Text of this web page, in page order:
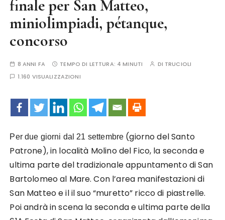
finale per San Matteo,
miniolimpiadi, pétanque,
concorso
8 ANNI FA TEMPO DI LETTURA: 4 MINUTI DI TRUCIOLI
1.160 VISUALIZZAZIONI
Per due giorni dal 21 settembre (giorno del Santo
Patrone), in località Molino del Fico, la seconda e
ultima parte del tradizionale appuntamento di San
Bartolomeo al Mare. Con l’area manifestazioni di
San Matteo e il il suo “muretto” ricco di piastrelle.
Poi andrà in scena la seconda e ultima parte della